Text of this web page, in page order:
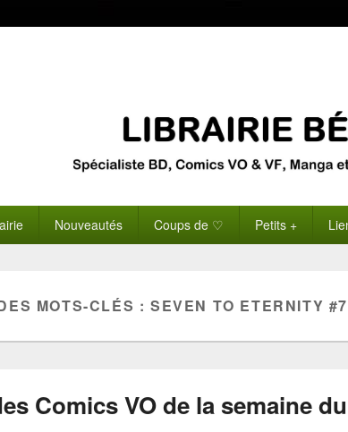
Nouveautés Coups de ♡ Petits +
MOTS-CLÉS :SEVEN TO ETERNITY #7
Comics VO de la semaine